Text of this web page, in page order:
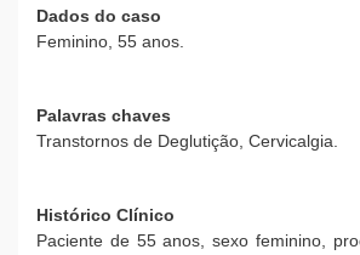
Dados do caso
Feminino, 55 anos.
Palavras chaves
Transtornos de Deglutição, Cervicalgia.
Histórico Clínico
Paciente de 55 anos, sexo feminino,